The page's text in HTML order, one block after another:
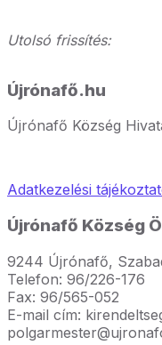
Utolsó frissítés:
Újrónafő.hu
Újrónafő Község
Adatkezelési
Újrónafő Község
9244 Újrónafő,
Telefon: 96/226-176
Fax: 96/565-052
E-mail cím: